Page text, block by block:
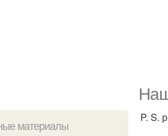
материалы
P. S.